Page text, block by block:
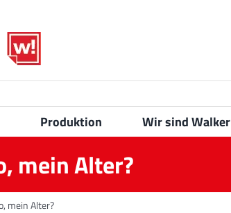
Produktion Wir sind Walker
mein Alter?
mein Alter?